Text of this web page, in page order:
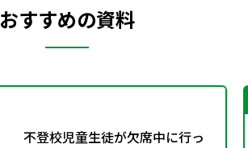
おすすめの資料
不登校児童生徒が欠席中に行っ